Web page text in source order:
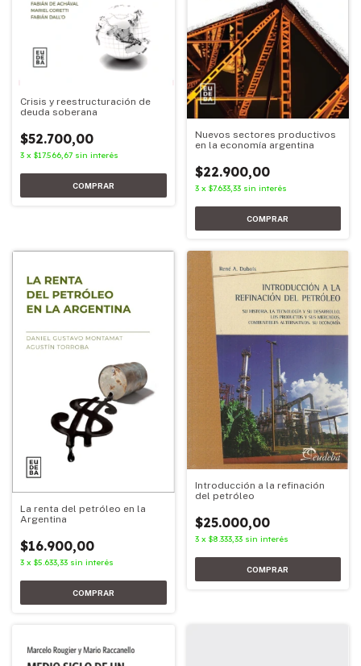
Crisis y reestructuración de
deuda soberana
$52.700,00
3 x $17.566,67 sin interés
Nuevos sectores productivos
en la economía argentina
$22.900,00
3 x $7.633,33 sin interés
La renta del petróleo en la
Argentina
$16.900,00
3 x $5.633,33 sin interés
Introducción a la refinación
del petróleo
$25.000,00
3 x $8.333,33 sin interés